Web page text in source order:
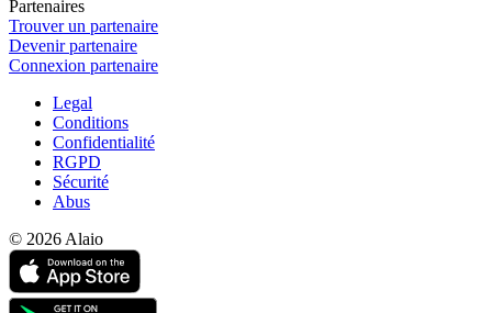
Partenaires
Trouver un partenaire
Devenir partenaire
Connexion partenaire
Legal
Conditions
Confidentialité
RGPD
Sécurité
Abus
© 2026 Alaio